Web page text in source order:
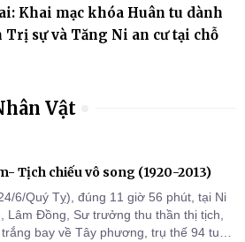
Khai mạc khóa Huân tu dành
Trị sự và Tăng Ni an cư tại chỗ
Vật
Tịch chiếu vô song (1920-2013)
6/Quý Tỵ), đúng 11 giờ 56 phút, tại Ni
Lâm Đồng, Sư trưởng thu thần thị tịch,
bay về Tây phương, trụ thế 94 tuổi